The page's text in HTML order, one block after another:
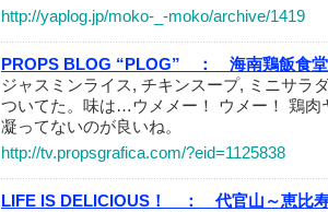
http://yaplog.jp/moko-_-moko/archive/1419
PROPS BLOG “PLOG” ：
海南鶏飯食堂
ジャスミンライス, チキンスープ, ミニサラ
ついてた。味は…ウメメー！ ウメー！ 鶏肉
凝ってないのが良いね。
http://tv.propsgrafica.com/?eid=1125838
LIFE IS DELICIOUS！ ：
代官山～恵比